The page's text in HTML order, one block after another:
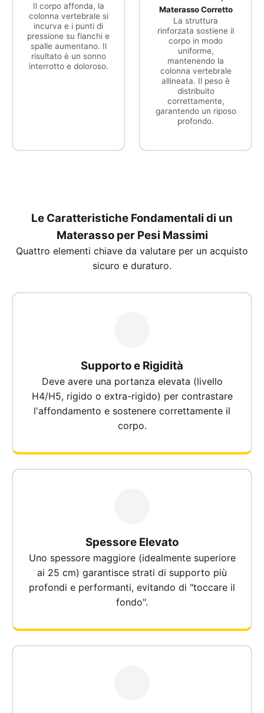
Il corpo affonda, la
colonna vertebrale si
incurva e i punti di
pressione su fianchi e
spalle aumentano. Il
risultato è un sonno
interrotto e doloroso.
Materasso Corretto
La struttura
rinforzata sostiene il
corpo in modo
uniforme,
mantenendo la
colonna vertebrale
allineata. Il peso è
distribuito
correttamente,
garantendo un riposo
profondo.
Le Caratteristiche Fondamentali di un
Materasso per Pesi Massimi
Quattro elementi chiave da valutare per un acquisto
sicuro e duraturo.
Supporto e Rigidità
Deve avere una portanza elevata (livello
H4/H5, rigido o extra-rigido) per contrastare
l'affondamento e sostenere correttamente il
corpo.
Spessore Elevato
Uno spessore maggiore (idealmente superiore
ai 25 cm) garantisce strati di supporto più
profondi e performanti, evitando di "toccare il
fondo".